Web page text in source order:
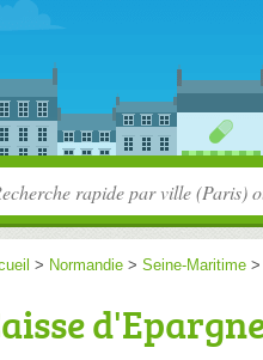
> Normandie > Seine-Maritime >